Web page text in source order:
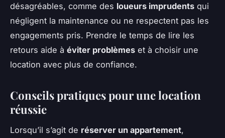
désagréables, comme des loueurs imprudents qui
négligent la maintenance ou ne respectent pas les
engagements pris. Prendre le temps de lire les
retours aide à éviter problèmes et à choisir une
location avec plus de confiance.
Conseils pratiques pour une location
réussie
Lorsqu’il s’agit de réserver un appartement,